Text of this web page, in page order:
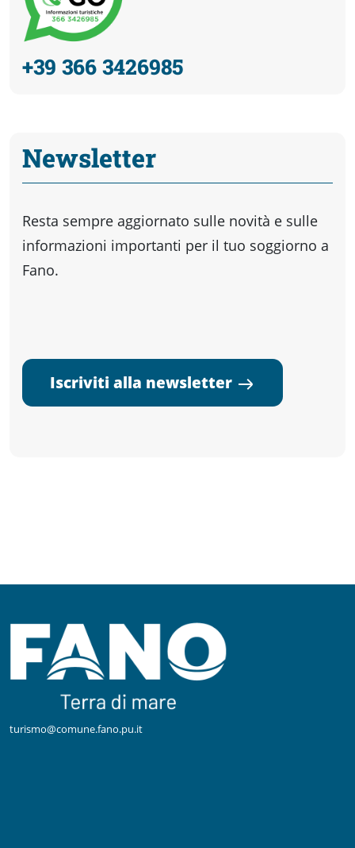
+39 366 3426985
Newsletter
Resta sempre aggiornato sulle novità e sulle
informazioni importanti per il tuo soggiorno a
Fano.
Iscriviti alla newsletter
turismo@comune.fano.pu.it